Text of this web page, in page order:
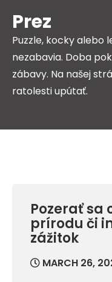
content
Prez
Puzzle, kocky alebo
nezabavia. Doba
zábavy. Na našej
ratolesti upútať.
Pozerať sa
prírodu či
zážitok
MARCH 26,